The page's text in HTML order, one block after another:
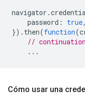
navigator .
password : true,
}). then(function(
// continuation
...
Cómo usar una